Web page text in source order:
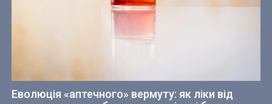
Еволюція «аптечного» вермуту: як ліки від